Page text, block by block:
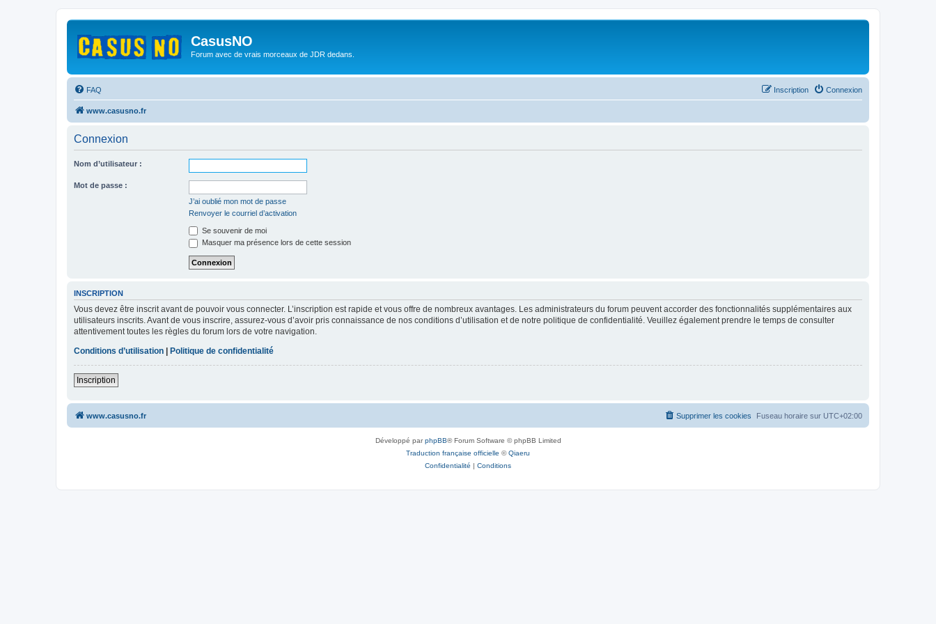
CasusNO
Forum avec de vrais morceaux de JDR dedans.
FAQ Connexion
Inscription
www.casusno.fr
Connexion
Nom d’utilisateur :
Mot de passe :
J’ai oublié mon mot de passe
Renvoyer le courriel d’activation
Se souvenir de moi
Masquer ma présence lors de cette session
INSCRIPTION
Vous devez être inscrit avant de pouvoir vous connecter. L’inscription est rapide et vous offre de nombreux avantages. Les administrateurs du forum peuvent accorder des fonctionnalités supplémentaires aux
utilisateurs inscrits. Avant de vous inscrire, assurez-vous d’avoir pris connaissance de nos conditions d’utilisation et de notre politique de confidentialité. Veuillez également prendre le temps de consulter
attentivement toutes les règles du forum lors de votre navigation.
Conditions d’utilisation
Politique de confidentialité
Inscription
www.casusno.fr Fuseau horaire sur UTC+02:00
Supprimer les cookies
Développé parphpBB® Forum Software © phpBB Limited
Traduction française officielle ©Qiaeru
Confidentialité | Conditions